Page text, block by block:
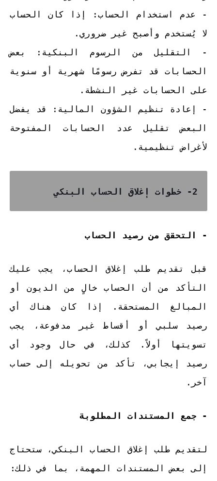
- عدم استخدام الحساب: إذا كان الحساب
لا يُستخدم وأصبح غير ضروري.
- التقليل من الرسوم البنكية: بعض
الحسابات قد تفرض رسومًا شهرية أو سنوية
على الحسابات غير النشطة.
- إعادة تنظيم الشؤون المالية: قد يفضل
البعض تقليل عدد الحسابات المفتوحة
لأغراض تنظيمية.
2- خطوات إغلاق الحساب البنكي
- التحقق من رصيد الحساب
قبل تقديم طلب إغلاق الحساب، يجب عليك
التأكد من أن الحساب خالٍ من الديون أو
المبالغ المستحقة. إذا كان هناك أي
رصيد سلبي أو أقساط غير مدفوعة، يجب
تسويتها أولاً. كذلك، في حال وجود أي
رصيد إيجابي، تأكد من تحويله إلى حساب
آخر.
- جمع المستندات المطلوبة
لتقديم طلب إغلاق الحساب البنكي، ستحتاج
إلى بعض المستندات المهمة، بما في ذلك: